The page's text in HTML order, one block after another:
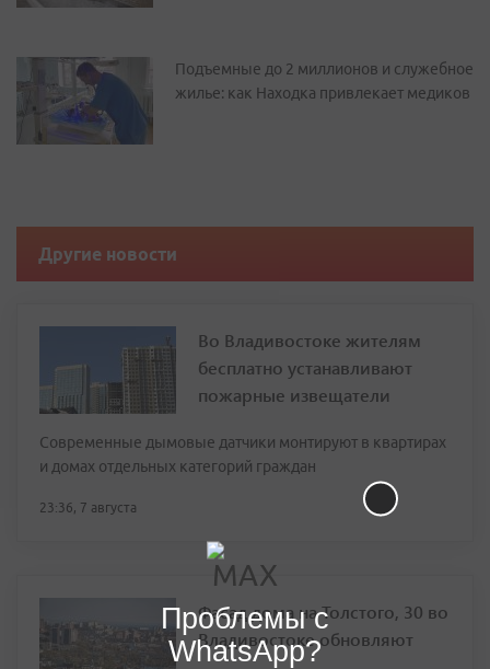
Подъемные до 2 миллионов и служебное
жилье: как Находка привлекает медиков
Другие новости
Во Владивостоке жителям
бесплатно устанавливают
пожарные извещатели
Современные дымовые датчики монтируют в квартирах
и домах отдельных категорий граждан
23:36, 7 августа
Фасад дома на Толстого, 30 во
Владивостоке обновляют
Проблемы с
WhatsApp?